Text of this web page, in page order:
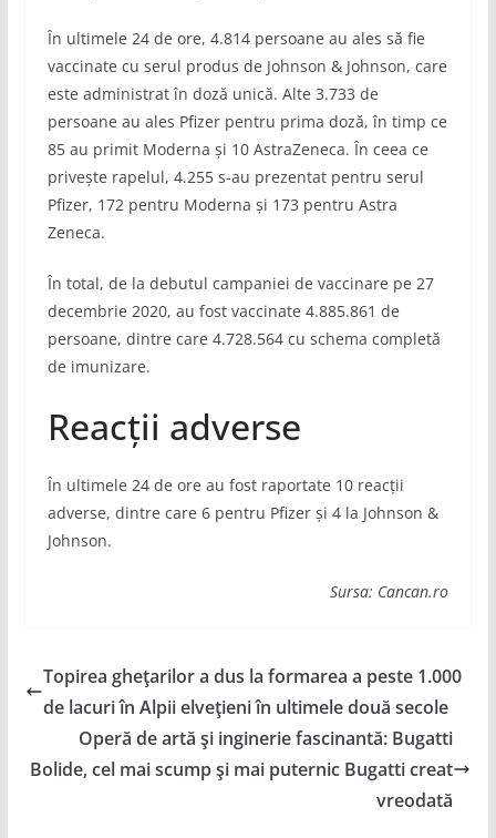
În ultimele 24 de ore, 4.814 persoane au ales să fie
vaccinate cu serul produs de Johnson & Johnson, care
este administrat în doză unică. Alte 3.733 de
persoane au ales Pfizer pentru prima doză, în timp ce
85 au primit Moderna și 10 AstraZeneca. În ceea ce
privește rapelul, 4.255 s-au prezentat pentru serul
Pfizer, 172 pentru Moderna și 173 pentru Astra
Zeneca.
În total, de la debutul campaniei de vaccinare pe 27
decembrie 2020, au fost vaccinate 4.885.861 de
persoane, dintre care 4.728.564 cu schema completă
de imunizare.
Reacții adverse
În ultimele 24 de ore au fost raportate 10 reacții
adverse, dintre care 6 pentru Pfizer și 4 la Johnson &
Johnson.
Sursa: Cancan.ro
Topirea gheţarilor a dus la formarea a peste 1.000
de lacuri în Alpii elveţieni în ultimele două secole
Operă de artă şi inginerie fascinantă: Bugatti
Bolide, cel mai scump şi mai puternic Bugatti creat
vreodată